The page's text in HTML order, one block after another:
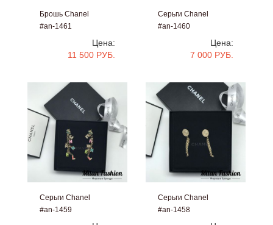
Брошь Chanel
#an-1461
Цена:
11 500 РУБ.
Серьги Chanel
#an-1460
Цена:
7 000 РУБ.
Серьги Chanel
#an-1459
Серьги Chanel
#an-1458